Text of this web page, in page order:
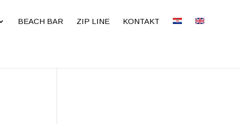
BEACH BAR ZIP LINE KONTAKT